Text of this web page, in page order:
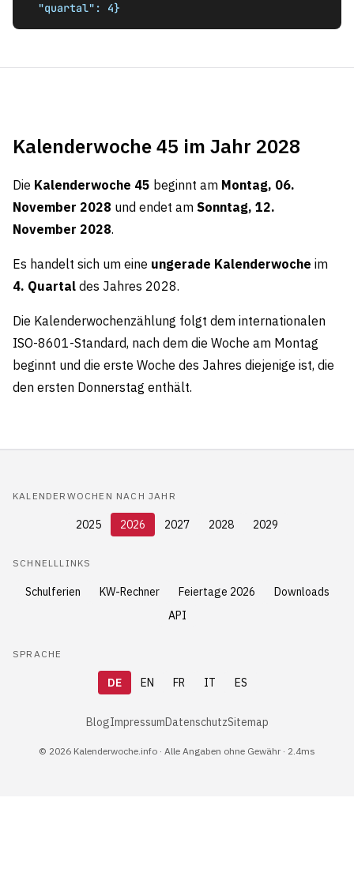
  "quartal": 4}
Kalenderwoche 45 im Jahr 2028
Die Kalenderwoche 45 beginnt am Montag, 06.
November 2028 und endet am Sonntag, 12.
November 2028.
Es handelt sich um eine ungerade Kalenderwoche im
4. Quartal des Jahres 2028.
Die Kalenderwochenzählung folgt dem internationalen
ISO-8601-Standard, nach dem die Woche am Montag
beginnt und die erste Woche des Jahres diejenige ist, die
den ersten Donnerstag enthält.
KALENDERWOCHEN NACH JAHR
2025 2026 2027 2028 2029
SCHNELLLINKS
Schulferien KW-Rechner Feiertage 2026
Downloads
API
SPRACHE
DE EN FR IT ES
BlogImpressumDatenschutzSitemap
© 2026 Kalenderwoche.info · Alle Angaben ohne Gewähr · 2.4ms